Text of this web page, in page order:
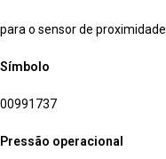
para o sensor de proximidade
Símbolo
00991737
Pressão operacional